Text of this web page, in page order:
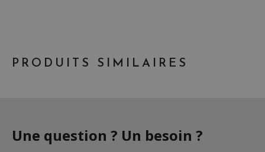
PRODUITS SIMILAIRES
Une question ? Un besoin ?